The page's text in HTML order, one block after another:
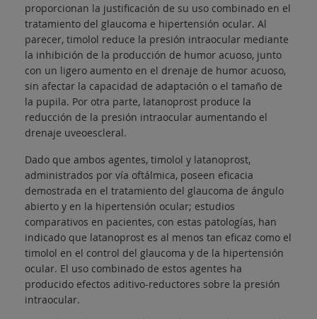
proporcionan la justificación de su uso combinado en el
tratamiento del glaucoma e hipertensión ocular. Al
parecer, timolol reduce la presión intraocular mediante
la inhibición de la producción de humor acuoso, junto
con un ligero aumento en el drenaje de humor acuoso,
sin afectar la capacidad de adaptación o el tamaño de
la pupila. Por otra parte, latanoprost produce la
reducción de la presión intraocular aumentando el
drenaje uveoescleral.
Dado que ambos agentes, timolol y latanoprost,
administrados por vía oftálmica, poseen eficacia
demostrada en el tratamiento del glaucoma de ángulo
abierto y en la hipertensión ocular; estudios
comparativos en pacientes, con estas patologías, han
indicado que latanoprost es al menos tan eficaz como el
timolol en el control del glaucoma y de la hipertensión
ocular. El uso combinado de estos agentes ha
producido efectos aditivo-reductores sobre la presión
intraocular.